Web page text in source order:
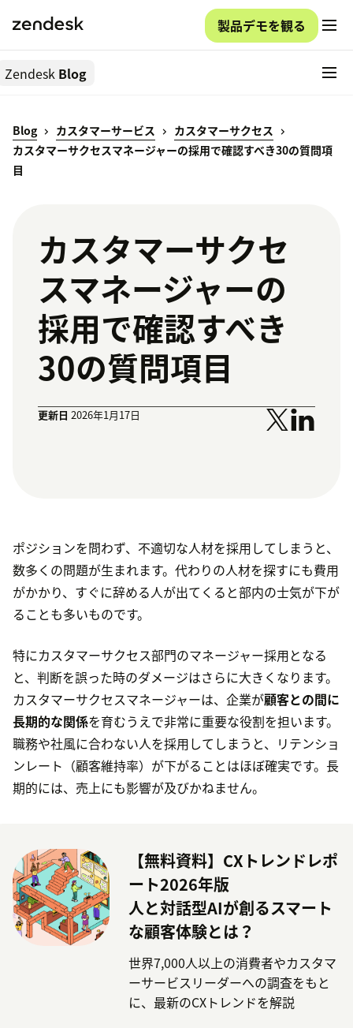
製品デモを観る
Zendesk Blog
Blog カスタマーサービス
カスタマーサクセス
カスタマーサクセスマネージャーの採用で確認すべき30の質問項
目
カスタマーサクセ
スマネージャーの
採用で確認すべき
30の質問項目
更新日 2026年1月17日
ポジションを問わず、不適切な人材を採用してしまうと、
数多くの問題が生まれます。代わりの人材を探すにも費用
がかかり、すぐに辞める人が出てくると部内の士気が下が
ることも多いものです。
特にカスタマーサクセス部門のマネージャー採用となる
と、判断を誤った時のダメージはさらに大きくなります。
カスタマーサクセスマネージャーは、企業が顧客との間に
長期的な関係を育むうえで非常に重要な役割を担います。
職務や社風に合わない人を採用してしまうと、リテンショ
ンレート（顧客維持率）が下がることはほぼ確実です。長
期的には、売上にも影響が及びかねません。
【無料資料】CXトレンドレポ
ート2026年版
人と対話型AIが創るスマート
な顧客体験とは？
世界7,000人以上の消費者やカスタマ
ーサービスリーダーへの調査をもと
に、最新のCXトレンドを解説